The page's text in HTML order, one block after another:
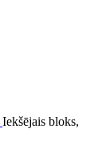
Iekšējais bloks,